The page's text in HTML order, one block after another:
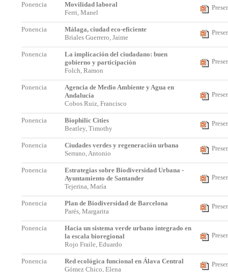
Ponencia
Movilidad laboral
Ferri, Manel
Ponencia
Málaga, ciudad eco-eficiente
Briales Guerrero, Jaime
Ponencia
La implicación del ciudadano: buen
gobierno y participación
Folch, Ramon
Ponencia
Agencia de Medio Ambiente y Agua en
Andalucía
Cobos Ruiz, Francisco
Ponencia
Biophilic Cities
Beatley, Timothy
Ponencia
Ciudades verdes y regeneración urbana
Serrano, Antonio
Ponencia
Estrategias sobre Biodiversidad Urbana -
Ayuntamiento de Santander
Tejerina, María
Ponencia
Plan de Biodiversidad de Barcelona
Parés, Margarita
Ponencia
Hacia un sistema verde urbano integrado en
la escala bioregional
Rojo Fraile, Eduardo
Ponencia
Red ecológica funcional en Álava Central
Gómez Chico, Elena